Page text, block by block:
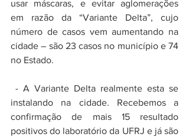
usar máscaras, e evitar aglomerações
em razão da “Variante Delta”, cujo
número de casos vem aumentando na
cidade – são 23 casos no município e 74
no Estado.
instalando na cidade. Recebemos a
confirmação de mais 15 resultado
positivos do laboratório da UFRJ e já são